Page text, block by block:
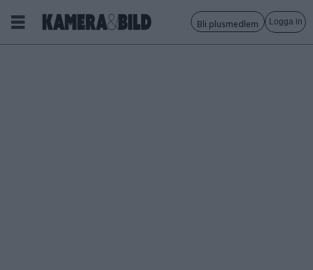
Bli plusmedlem Logga in